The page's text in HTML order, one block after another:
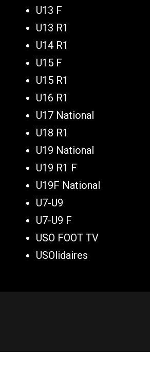
U13 F
U13 R1
U14 R1
U15 F
U15 R1
U16 R1
U17 National
U18 R1
U19 National
U19 R1 F
U19F National
U7-U9
U7-U9 F
USO FOOT TV
USOlidaires